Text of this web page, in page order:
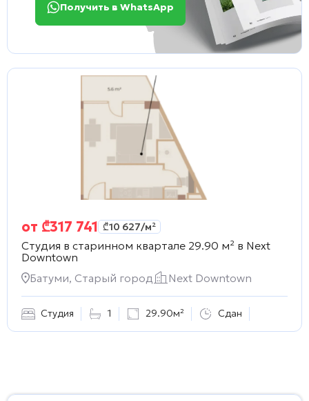
Получить в WhatsApp
от ₾317 741 ₾10 627/м²
Студия в старинном квартале 29.90 м² в Next
Downtown
Батуми, Старый город
Next Downtown
Студия 1 29.90м² Сдан